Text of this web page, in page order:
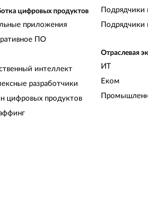
цифровых продуктов
приложения
ПО
интеллект
разработчики
цифровых продуктов
Подрядчики
Подрядчики
Отраслевая
ИТ
Еком